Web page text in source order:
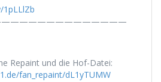
Repaint und die Hof-Datei:
fan_repaint/dL1yTUMW